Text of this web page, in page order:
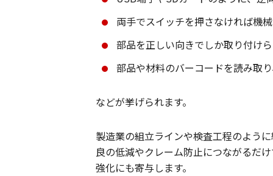
両手でスイッチを押さなければ機
部品を正しい向きでしか取り付け
部品や材料のバーコードを読み取
などが挙げられます。
製造業の組立ラインや検査工程のよう
良の低減やクレーム防止につながるだ
強化にも寄与します。